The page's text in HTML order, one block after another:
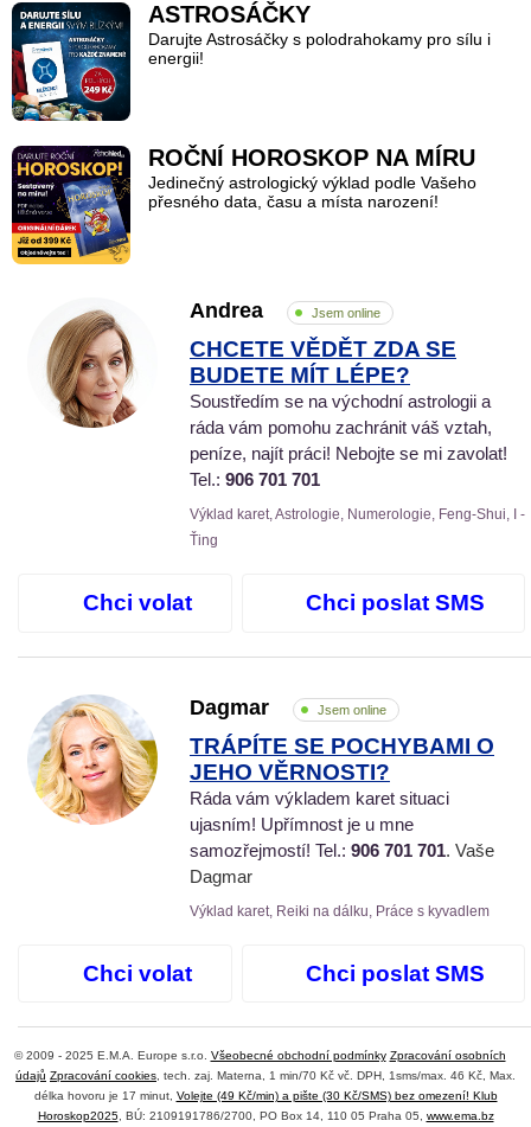
ASTROSÁČKY
Darujte Astrosáčky s polodrahokamy pro sílu i
energii!
ROČNÍ HOROSKOP NA MÍRU
Jedinečný astrologický výklad podle Vašeho
přesného data, času a místa narození!
Andrea Jsem online
CHCETE VĚDĚT ZDA SE
BUDETE MÍT LÉPE?
Soustředím se na východní astrologii a
ráda vám pomohu zachránit váš vztah,
peníze, najít práci! Nebojte se mi zavolat!
Tel.: 906 701 701
Výklad karet, Astrologie, Numerologie, Feng-Shui, I -
Ťing
Chci volat Chci poslat SMS
Dagmar Jsem online
TRÁPÍTE SE POCHYBAMI O
JEHO VĚRNOSTI?
Ráda vám výkladem karet situaci
ujasním! Upřímnost je u mne
samozřejmostí! Tel.: 906 701 701. Vaše
Dagmar
Výklad karet, Reiki na dálku, Práce s kyvadlem
Chci volat Chci poslat SMS
© 2009 - 2025 E.M.A. Europe s.r.o. Všeobecné obchodní podmínky Zpracování osobních
údajů Zpracování cookies , tech. zaj. Materna, 1 min/70 Kč vč. DPH, 1sms/max. 46 Kč, Max.
délka hovoru je 17 minut, Volejte (49 Kč/min) a pište (30 Kč/SMS) bez omezení! Klub
Horoskop2025, BÚ: 2109191786/2700, PO Box 14, 110 05 Praha 05, www.ema.bz